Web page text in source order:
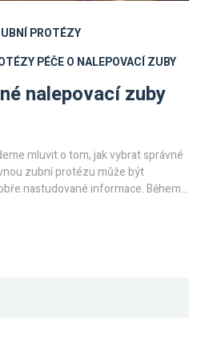
PROTÉZY
PÉČE O NALEPOVACÍ ZUBY
nalepovací zuby
mluvit o tom, jak vybrat správné
zubní protézu může být
nastudované informace. Během
nezapomene se ani na to,
nalepovací zuby. Tak jdeme na to!